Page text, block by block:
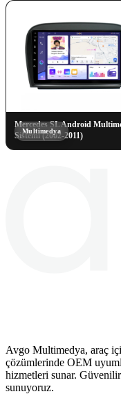
Mercedes SL Android
Sistemi (2002-2011)
Multimedya
Avgo Multimedya, araç
çözümlerinde OEM
hizmetleri sunar.
sunuyoruz.